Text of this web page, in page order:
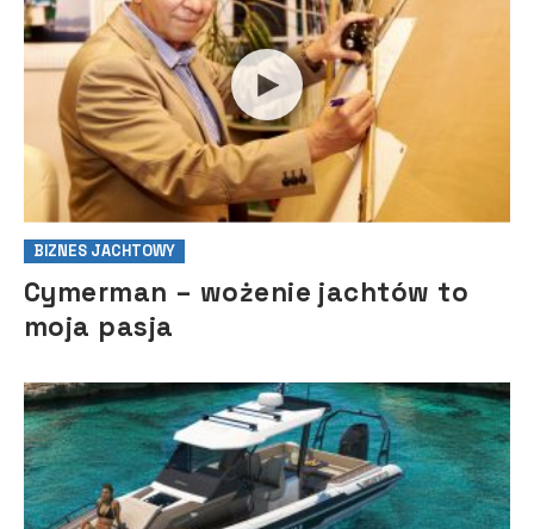
BIZNES JACHTOWY
Cymerman – wożenie jachtów to
moja pasja